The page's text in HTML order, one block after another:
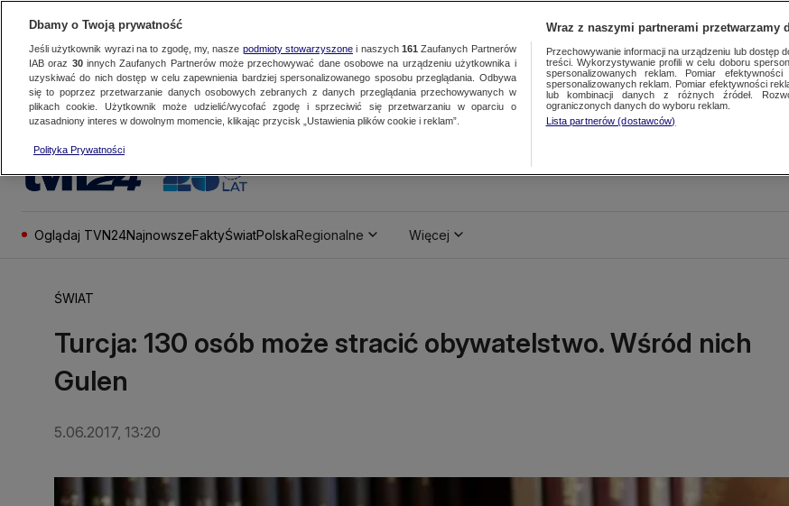
Oglądaj TVN24NajnowszeFaktyŚwiatPolskaRegionalne Więcej
ŚWIAT
Turcja: 130 osób może stracić obywatelstwo. Wśród nich
Gulen
5.06.2017, 13:20
Dbamy o Twoją prywatność
Jeśli użytkownik wyrazi na to zgodę, my, nasze podmioty stowarzyszonei naszych 161 Zaufanych Partnerów
IAB oraz 30innych Zaufanych Partnerów może przechowywać dane osobowe na urządzeniu użytkownika i
uzyskiwać do nich dostęp w celu zapewnienia bardziej spersonalizowanego sposobu przeglądania. Odbywa
się to poprzez przetwarzanie danych osobowych zebranych z danych przeglądania przechowywanych w
plikach cookie. Użytkownik może udzielić/wycofać zgodę i sprzeciwić się przetwarzaniu w oparciu o
uzasadniony interes w dowolnym momencie, klikając przycisk „Ustawienia plików cookie i reklam”.
Polityka Prywatności
Wraz z naszymi partnerami przetwarzamy
Przechowywanie informacji na urządzeniu lub dostęp
treści. Wykorzystywanie profili w celu doboru
spersonalizowanych reklam. Pomiar
spersonalizowanych reklam. Pomiar efektywności
lub kombinacji danych z różnych źródeł.
ograniczonych danych do wyboru reklam.
Lista partnerów (dostawców)